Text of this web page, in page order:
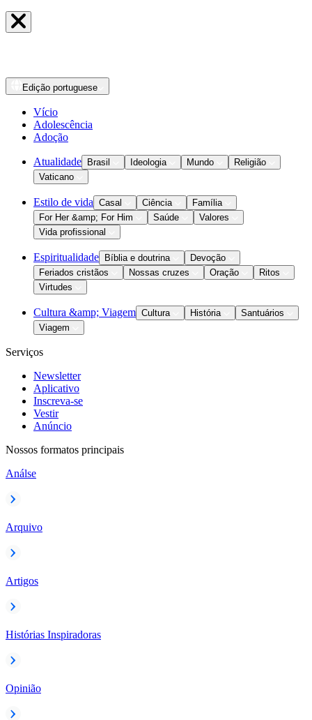
Edição portuguese
Vício
Adolescência
Adoção
Atualidade Brasil Ideologia Mundo
Religião
Vaticano
Estilo de vida Casal Ciência
Família
For Her &amp; For Him
Saúde
Valores
Vida profissional
Espiritualidade Bíblia e doutrina
Devoção
Feriados cristãos
Nossas cruzes Oração
Ritos
Virtudes
Cultura &amp; Viagem Cultura História
Santuários
Viagem
Serviços
Newsletter
Aplicativo
Inscreva-se
Vestir
Anúncio
Nossos formatos principais
Análse
Arquivo
Artigos
Histórias Inspiradoras
Opinião